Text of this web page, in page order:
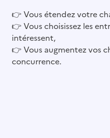
👉 Vous étendez votre
👉 Vous choisissez les
intéressent,
👉 Vous augmentez vos
concurrence.